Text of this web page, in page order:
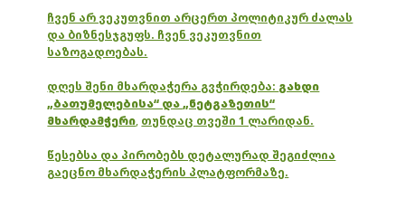
ჩვენ არ ვეკუთვნით არცერთ პოლიტიკურ ძალას
და ბიზნესჯგუფს. ჩვენ ვეკუთვნით
საზოგადოებას.
დღეს შენი მხარდაჭერა გვჭირდება: გახდი
„ბათუმელებისა“ და „ნეტგაზეთის“
მხარდამჭერი, თუნდაც თვეში 1 ლარიდან.
წესებსა და პირობებს დეტალურად შეგიძლია
გაეცნო მხარდაჭერის პლატფორმაზე.